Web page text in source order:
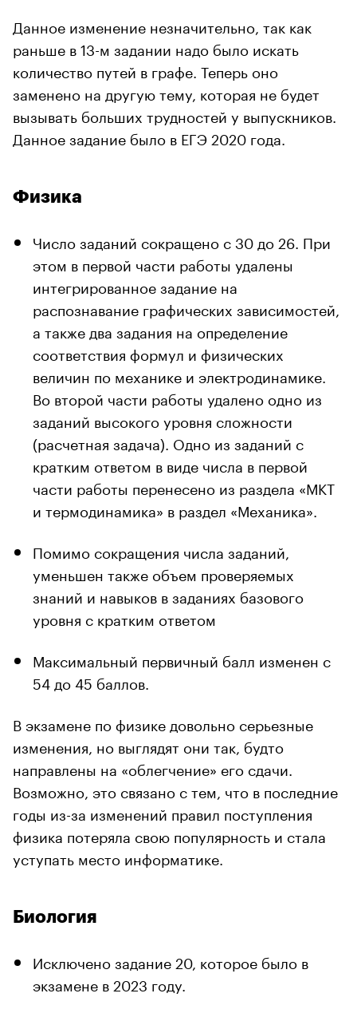
Данное изменение незначительно, так как
раньше в 13-м задании надо было искать
количество путей в графе. Теперь оно
заменено на другую тему, которая не будет
вызывать больших трудностей у выпускников.
Данное задание было в ЕГЭ 2020 года.
Физика
Число заданий сокращено с 30 до 26. При
этом в первой части работы удалены
интегрированное задание на
распознавание графических зависимостей,
а также два задания на определение
соответствия формул и физических
величин по механике и электродинамике.
Во второй части работы удалено одно из
заданий высокого уровня сложности
(расчетная задача). Одно из заданий с
кратким ответом в виде числа в первой
части работы перенесено из раздела «МКТ
и термодинамика» в раздел «Механика».
Помимо сокращения числа заданий,
уменьшен также объем проверяемых
знаний и навыков в заданиях базового
уровня с кратким ответом
Максимальный первичный балл изменен с
54 до 45 баллов.
В экзамене по физике довольно серьезные
изменения, но выглядят они так, будто
направлены на «облегчение» его сдачи.
Возможно, это связано с тем, что в последние
годы из-за изменений правил поступления
физика потеряла свою популярность и стала
уступать место информатике.
Биология
Исключено задание 20, которое было в
экзамене в 2023 году.